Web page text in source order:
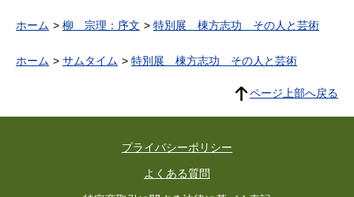
ホーム 柳 宗理：序文 特別展 棟方志功 その人と芸術
ホーム サムタイム 特別展 棟方志功 その人と芸術
ページ上部へ戻る
プライバシーポリシー
よくある質問